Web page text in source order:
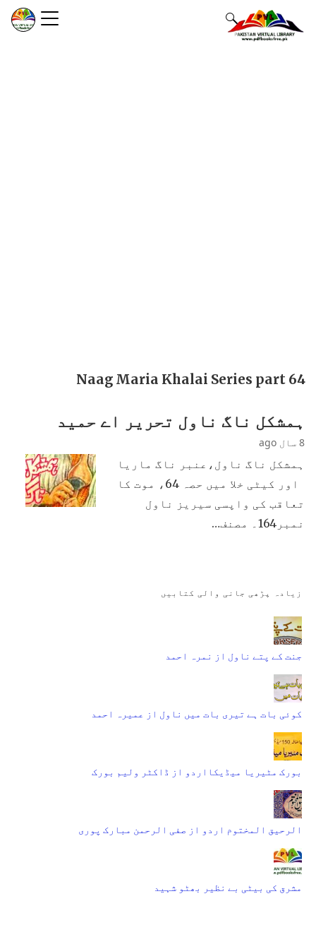
Naag Maria Khalai Series part 64
ہمشکل ناگ ناول تحریر اے حمید
8 سال ago
ہمشکل ناگ ناول،عنبر ناگ ماریا
اور کیٹی خلا میں حصہ 64، موت کا
تعاقب کی واپسی سیریز ناول
نمبر164۔ مصنف…
زیادہ پڑھی جانی والی کتابیں
جنت کے پتے ناول از نمرہ احمد
کوئی بات ہے تیری بات میں ناول از عمیرہ احمد
بورک مٹیریا میڈیکااردو از ڈاکٹر ولیم بورک
الرحیق المختوم اردو از صفی الرحمن مبارک پوری
مشرق کی بیٹی بے نظیر بھٹو شہید